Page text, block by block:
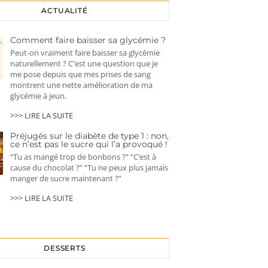
ACTUALITÉ
Comment faire baisser sa glycémie ?
Peut-on vraiment faire baisser sa glycémie
naturellement ? C'est une question que je
me pose depuis que mes prises de sang
montrent une nette amélioration de ma
glycémie à jeun.
>>> LIRE LA SUITE
Préjugés sur le diabète de type 1 : non,
ce n’est pas le sucre qui l’a provoqué !
“Tu as mangé trop de bonbons ?” “C’est à
cause du chocolat ?” “Tu ne peux plus jamais
manger de sucre maintenant ?”
>>> LIRE LA SUITE
DESSERTS